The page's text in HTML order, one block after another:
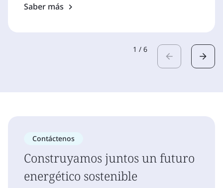
Saber más
1 / 6
Contáctenos
Construyamos juntos un futuro
energético sostenible